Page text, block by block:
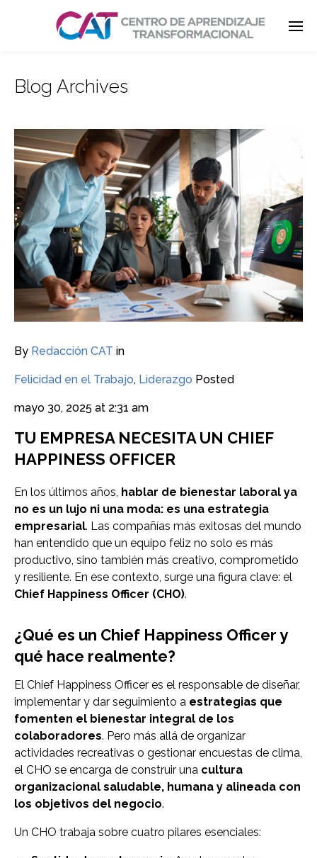
Enter tracking ID
Blog Archives
By Redacción CAT in
Felicidad en el Trabajo, Liderazgo Posted
mayo 30, 2025 at 2:31 am
TU EMPRESA NECESITA UN CHIEF
HAPPINESS OFFICER
En los últimos años, hablar de bienestar laboral ya
no es un lujo ni una moda: es una estrategia
empresarial. Las compañías más exitosas del mundo
han entendido que un equipo feliz no solo es más
productivo, sino también más creativo, comprometido
y resiliente. En ese contexto, surge una figura clave: el
Chief Happiness Officer (CHO).
¿Qué es un Chief Happiness Officer y
qué hace realmente?
El Chief Happiness Officer es el responsable de diseñar,
implementar y dar seguimiento a estrategias que
fomenten el bienestar integral de los
colaboradores. Pero más allá de organizar
actividades recreativas o gestionar encuestas de clima,
el CHO se encarga de construir una cultura
organizacional saludable, humana y alineada con
los objetivos del negocio.
Un CHO trabaja sobre cuatro pilares esenciales: